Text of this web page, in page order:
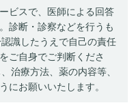
ビスで、医師による回答
診断・診察などを行うも
識したうえで自己の責任
ご自身でご判断くださ
治療方法、薬の内容等、
にお願いいたします。